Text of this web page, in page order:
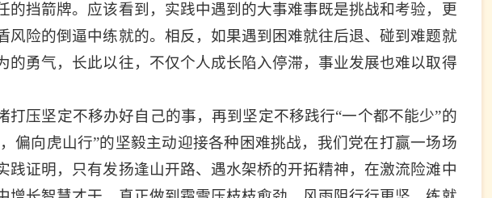
挡箭牌。应该看到，实践中遇到的大事难事既是挑战和考验，更
险的倒逼中练就的。相反，如果遇到困难就往后退、碰到难题就
勇气，长此以往，不仅个人成长陷入停滞，事业发展也难以取得
压坚定不移办好自己的事，再到坚定不移践行“一个都不能少”的
向虎山行”的坚毅主动迎接各种困难挑战，我们党在打赢一场场
证明，只有发扬逢山开路、遇水架桥的开拓精神，在激流险滩中